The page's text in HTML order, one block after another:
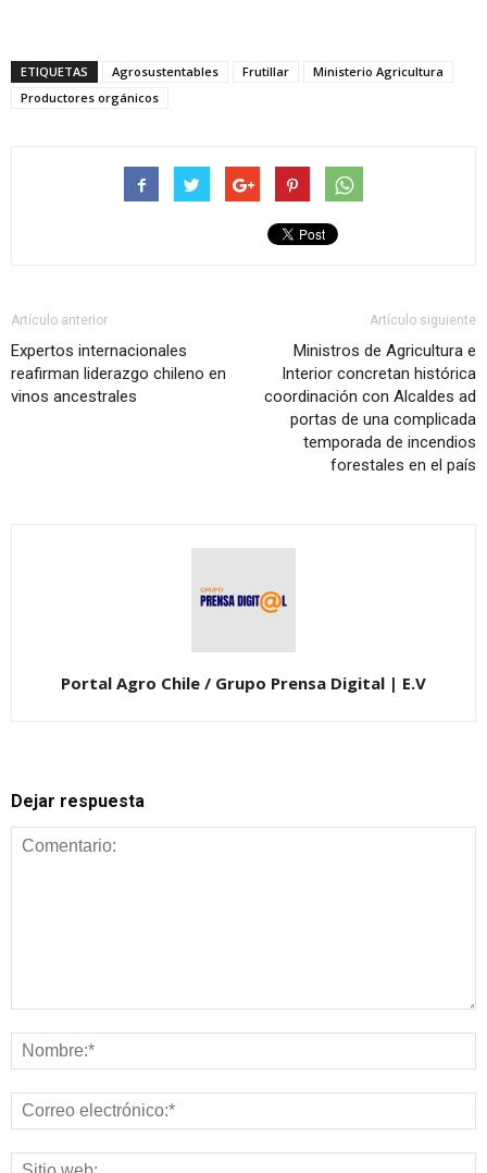
ETIQUETAS Agrosustentables Frutillar
Ministerio Agricultura
Productores orgánicos
Artículo anterior
Expertos internacionales
reafirman liderazgo chileno en
vinos ancestrales
Artículo siguiente
Ministros de Agricultura e
Interior concretan histórica
coordinación con Alcaldes ad
portas de una complicada
temporada de incendios
forestales en el país
Portal Agro Chile / Grupo Prensa Digital | E.V
Dejar respuesta